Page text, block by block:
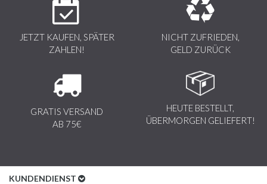
JETZT KAUFEN, SPÄTER
ZAHLEN!
NICHT ZUFRIEDEN,
GELD ZURÜCK
GRATIS VERSAND
AB 75€
HEUTE BESTELLT,
ÜBERMORGEN GELIEFERT!
KUNDENDIENST